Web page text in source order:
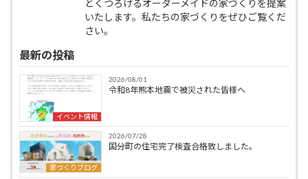
とくつろげるオーダーメイドの家づくりを提案
いたします。私たちの家づくりをぜひご覧くだ
さい。
最新の投稿
イベント情報
2026/08/01
令和8年熊本地震で被災された皆様へ
家づくりブログ
2026/07/28
国分町の住宅完了検査合格致しました。